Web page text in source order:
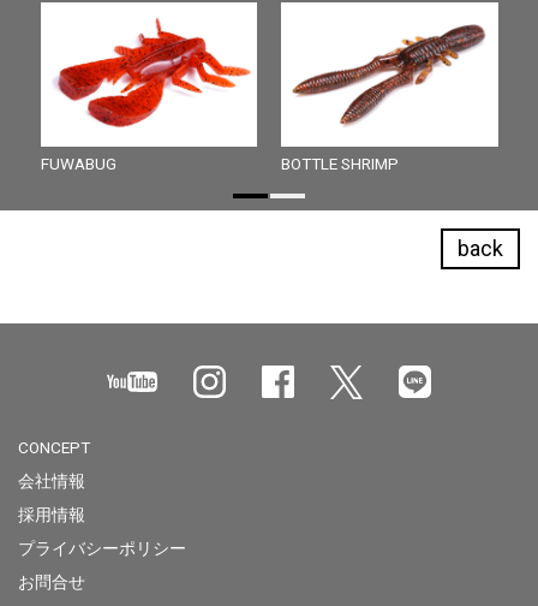
FUWABUG BOTTLE SHRIMP
back
CONCEPT
会社情報
採用情報
プライバシーポリシー
お問合せ